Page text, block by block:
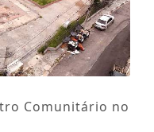
Comunitário no